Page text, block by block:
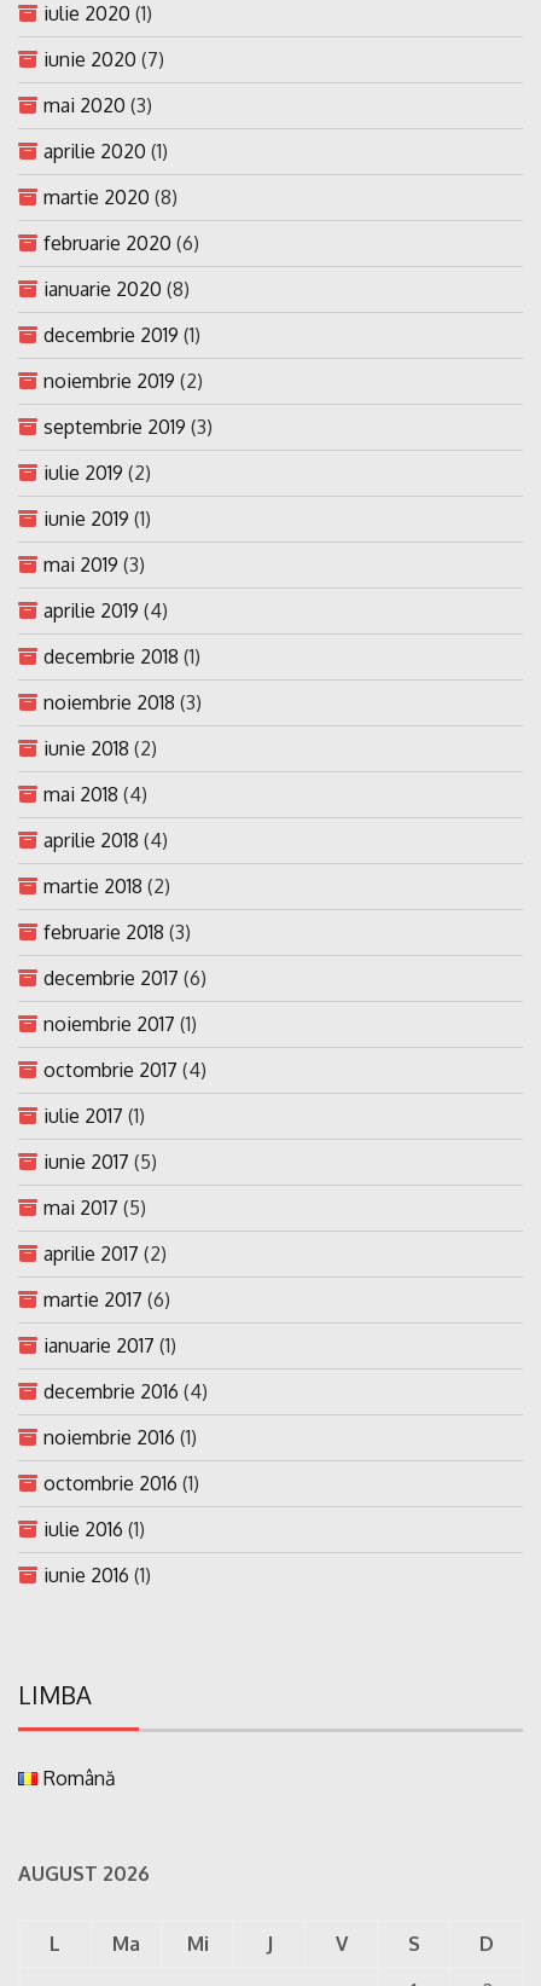
iulie 2020 (1)
iunie 2020 (7)
mai 2020 (3)
aprilie 2020 (1)
martie 2020 (8)
februarie 2020 (6)
ianuarie 2020 (8)
decembrie 2019 (1)
noiembrie 2019 (2)
septembrie 2019 (3)
iulie 2019 (2)
iunie 2019 (1)
mai 2019 (3)
aprilie 2019 (4)
decembrie 2018 (1)
noiembrie 2018 (3)
iunie 2018 (2)
mai 2018 (4)
aprilie 2018 (4)
martie 2018 (2)
februarie 2018 (3)
decembrie 2017 (6)
noiembrie 2017 (1)
octombrie 2017 (4)
iulie 2017 (1)
iunie 2017 (5)
mai 2017 (5)
aprilie 2017 (2)
martie 2017 (6)
ianuarie 2017 (1)
decembrie 2016 (4)
noiembrie 2016 (1)
octombrie 2016 (1)
iulie 2016 (1)
iunie 2016 (1)
LIMBA
Română
AUGUST 2026
L Ma Mi J V S
D